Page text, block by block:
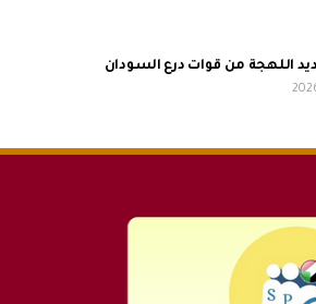
اللهجة من قوات درع السودان